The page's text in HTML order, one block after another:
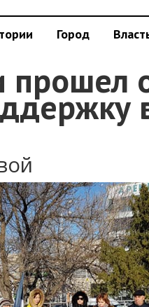
Город
прошел